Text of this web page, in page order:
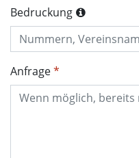
Bedruckung
Anfrage